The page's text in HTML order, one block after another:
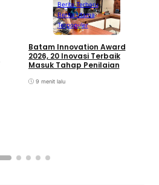
Berita Terbaru
Berita Utama
Terpopuler
Batam Innovation Award
2026, 20 Inovasi Terbaik
Masuk Tahap Penilaian
9 menit lalu